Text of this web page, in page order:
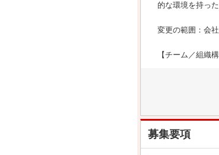
的な環境を持っ
変更の範囲：会
【チーム／組織構
募集要項